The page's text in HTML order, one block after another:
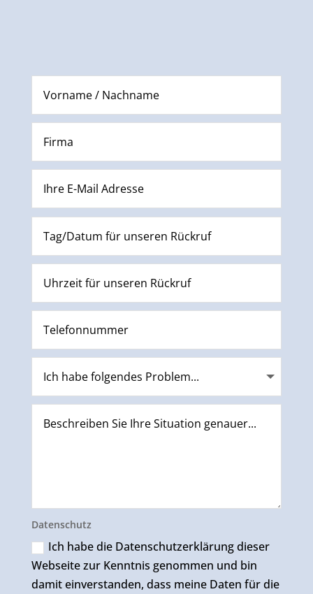
Datenschutz
Ich habe die Datenschutzerklärung dieser
Webseite zur Kenntnis genommen und bin
damit einverstanden, dass meine Daten für die